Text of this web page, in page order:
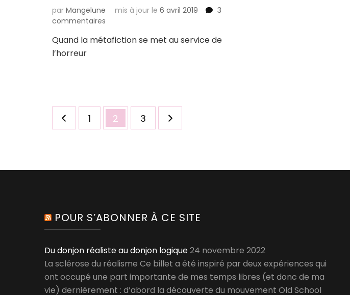
par Mangelune mis à jour le 6 avril 2019
3
commentaires
ou
Quand la métafiction se met au service de
l’horreur
Navigation
des Page
1 Page
2 Page
3
POUR S’ABONNER À CE SITE
Du donjon réaliste au donjon logique24 novembre 2022
La sclérose du réalisme Ce billet a été inspiré par deux expériences qui
ont occupé une part importante de mes temps libres (et donc de ma
vie) dernièrement : d’abord la découverte du mouvement Old School